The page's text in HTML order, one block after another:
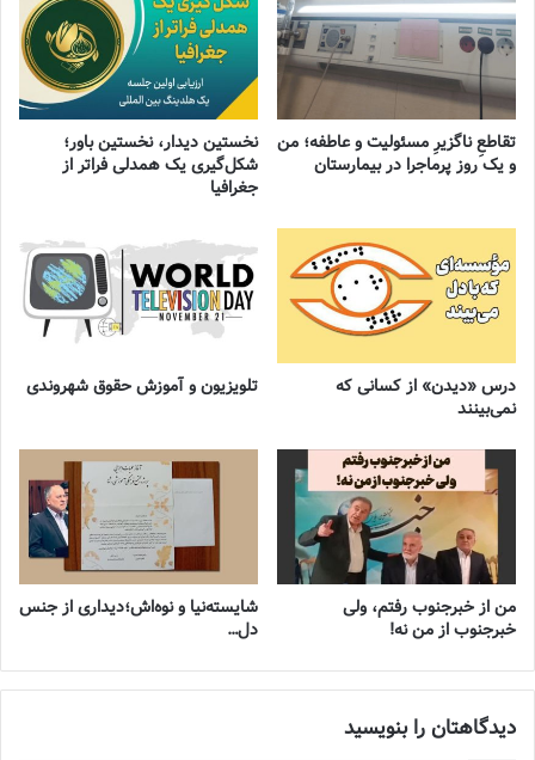
تقاطعِ ناگزیرِ مسئولیت و عاطفه؛ من
و یک روز پرماجرا در بیمارستان
نخستین دیدار، نخستین باور؛
شکل‌گیری یک همدلی فراتر از
جغرافیا
درس «دیدن» از کسانی که
نمی‌بینند
تلویزیون و آموزش حقوق شهروندی
من از خبرجنوب رفتم، ولی
خبرجنوب از من نه!
شایسته‌نیا و نوه‌اش؛دیداری از جنس
دل…
دیدگاهتان را بنویسید